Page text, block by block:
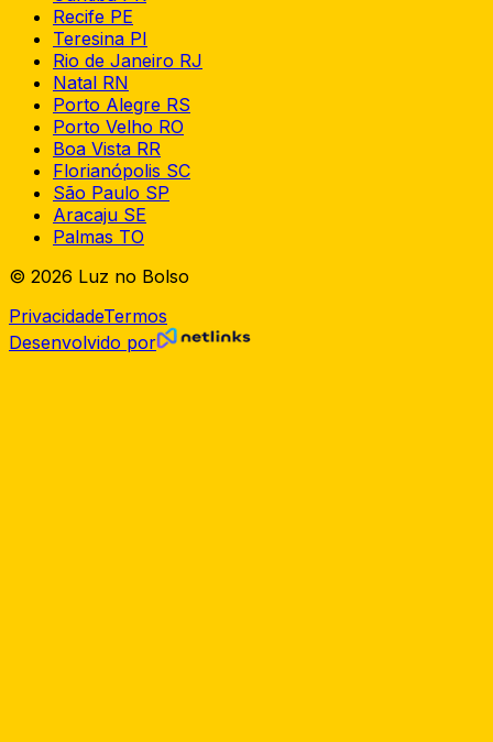
Recife PE
Teresina PI
Rio de Janeiro RJ
Natal RN
Porto Alegre RS
Porto Velho RO
Boa Vista RR
Florianópolis SC
São Paulo SP
Aracaju SE
Palmas TO
© 2026 Luz no Bolso
PrivacidadeTermos
Desenvolvido por